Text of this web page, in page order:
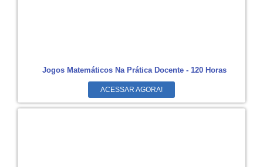
Jogos Matemáticos Na Prática Docente - 120 Horas
ACESSAR AGORA!